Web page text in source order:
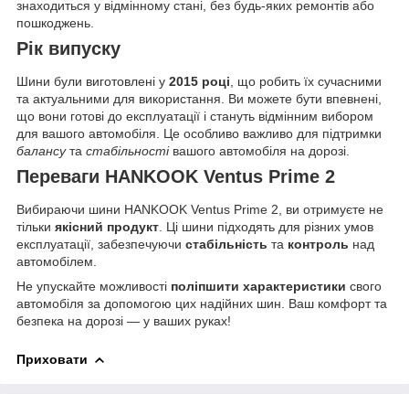
знаходиться у відмінному стані, без будь-яких ремонтів або
пошкоджень.
Рік випуску
Шини були виготовлені у 2015 році , що робить їх сучасними
та актуальними для використання. Ви можете бути впевнені,
що вони готові до експлуатації і стануть відмінним вибором
для вашого автомобіля. Це особливо важливо для підтримки
балансута стабільностівашого автомобіля на дорозі.
Переваги HANKOOK Ventus Prime 2
Вибираючи шини HANKOOK Ventus Prime 2, ви отримуєте не
тільки якісний продукт . Ці шини підходять для різних умов
експлуатації, забезпечуючи стабільність та контроль над
автомобілем.
Не упускайте можливості поліпшити характеристики свого
автомобіля за допомогою цих надійних шин. Ваш комфорт та
безпека на дорозі — у ваших руках!
Приховати